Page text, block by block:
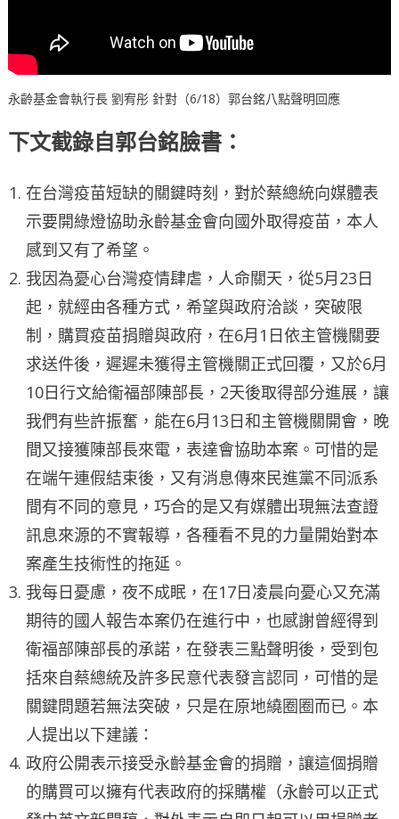
永齡基金會執行長 劉宥彤 針對（6/18）郭台銘八點聲明回應
下文截錄自郭台銘臉書：
在台灣疫苗短缺的關鍵時刻，對於蔡總統向媒體表
示要開綠燈協助永齡基金會向國外取得疫苗，本人
感到又有了希望。
我因為憂心台灣疫情肆虐，人命關天，從5月23日
起，就經由各種方式，希望與政府洽談，突破限
制，購買疫苗捐贈與政府，在6月1日依主管機關要
求送件後，遲遲未獲得主管機關正式回覆，又於6月
10日行文給衞福部陳部長，2天後取得部分進展，讓
我們有些許振奮，能在6月13日和主管機關開會，晚
間又接獲陳部長來電，表達會協助本案。可惜的是
在端午連假結束後，又有消息傳來民進黨不同派系
間有不同的意見，巧合的是又有媒體出現無法查證
訊息來源的不實報導，各種看不見的力量開始對本
案產生技術性的拖延。
我每日憂慮，夜不成眠，在17日凌晨向憂心又充滿
期待的國人報告本案仍在進行中，也感謝曾經得到
衛福部陳部長的承諾，在發表三點聲明後，受到包
括來自蔡總統及許多民意代表發言認同，可惜的是
關鍵問題若無法突破，只是在原地繞圈圈而已。本
人提出以下建議：
政府公開表示接受永齡基金會的捐贈，讓這個捐贈
的購買可以擁有代表政府的採購權（永齡可以正式